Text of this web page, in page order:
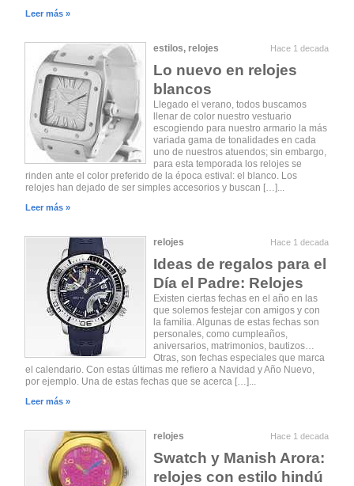
Leer más »
estilos, relojes Hace 1 decada
Lo nuevo en relojes
blancos
Llegado el verano, todos buscamos
llenar de color nuestro vestuario
escogiendo para nuestro armario la más
variada gama de tonalidades en cada
uno de nuestros atuendos; sin embargo,
para esta temporada los relojes se
rinden ante el color preferido de la época estival: el blanco. Los
relojes han dejado de ser simples accesorios y buscan […]...
Leer más »
relojes Hace 1 decada
Ideas de regalos para el
Día el Padre: Relojes
Existen ciertas fechas en el año en las
que solemos festejar con amigos y con
la familia. Algunas de estas fechas son
personales, como cumpleaños,
aniversarios, matrimonios, bautizos…
Otras, son fechas especiales que marca
el calendario. Con estas últimas me refiero a Navidad y Año Nuevo,
por ejemplo. Una de estas fechas que se acerca […]...
Leer más »
relojes Hace 1 decada
Swatch y Manish Arora:
relojes con estilo hindú